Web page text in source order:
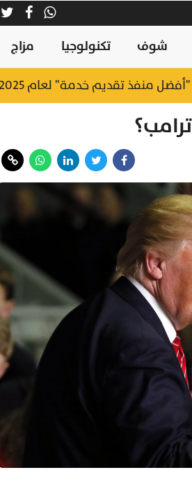
شوف تكنولوجيا مزاج